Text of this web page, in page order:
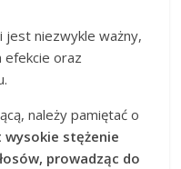
jest niezwykle ważny,
efekcie oraz
należy pamiętać o
wysokie stężenie
prowadząc do